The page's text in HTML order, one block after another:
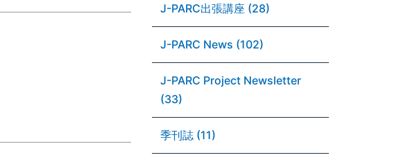
J-PARC出張講座 (28)
J-PARC News (102)
J-PARC Project Newsletter
(33)
季刊誌 (11)